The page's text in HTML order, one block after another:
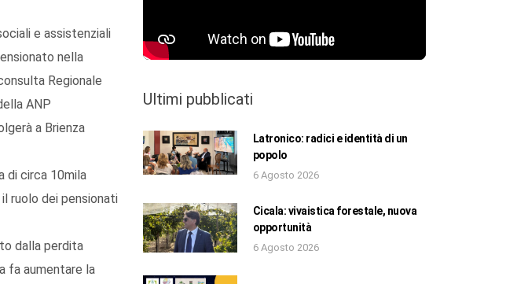
e assistenziali
nella
Regionale
ANP
a Brienza
di circa 10mila
ruolo dei pensionati
dalla perdita
fa aumentare la
Ultimi pubblicati
Latronico: radici e identità di un
popolo
6 Agosto 2026
Cicala: vivaistica forestale, nuova
opportunità
6 Agosto 2026